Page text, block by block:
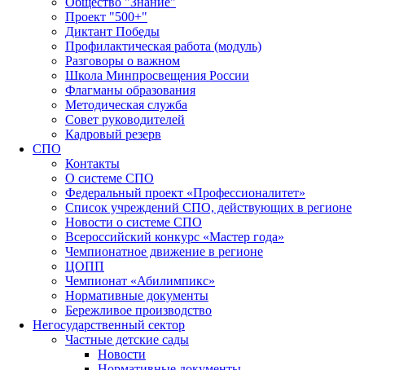
Проект "500+"
Диктант Победы
Профилактическая работа (модуль)
Разговоры о важном
Школа Минпросвещения России
Флагманы образования
Методическая служба
Совет руководителей
Кадровый резерв
СПО
Контакты
О системе СПО
Федеральный проект «Профессионалитет»
Список учреждений СПО, действующих в регионе
Новости о системе СПО
Всероссийский конкурс «Мастер года»
Чемпионатное движение в регионе
ЦОПП
Чемпионат «Абилимпикс»
Нормативные документы
Бережливое производство
Негосударственный сектор
Частные детские сады
Новости